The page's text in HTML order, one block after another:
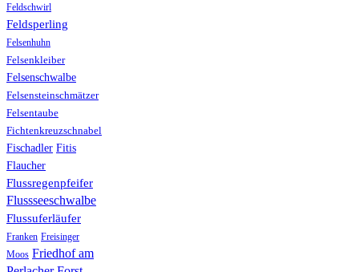
Feldschwirl
Feldsperling
Felsenhuhn
Felsenkleiber
Felsenschwalbe
Felsensteinschmätzer
Felsentaube
Fichtenkreuzschnabel
Fischadler Fitis
Flaucher
Flussregenpfeifer
Flussseeschwalbe
Flussuferläufer
Franken Freisinger
Moos Friedhof am